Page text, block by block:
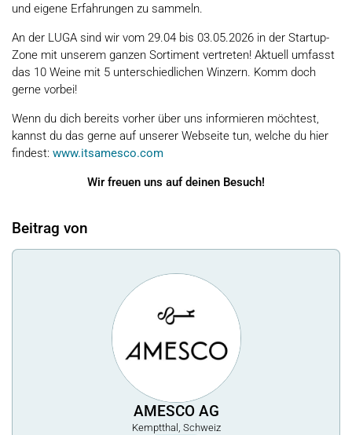
und eigene Erfahrungen zu sammeln.
An der LUGA sind wir vom 29.04 bis 03.05.2026 in der Startup-
Zone mit unserem ganzen Sortiment vertreten! Aktuell umfasst
das 10 Weine mit 5 unterschiedlichen Winzern. Komm doch
gerne vorbei!
Wenn du dich bereits vorher über uns informieren möchtest,
kannst du das gerne auf unserer Webseite tun, welche du hier
findest: www.itsamesco.com
Wir freuen uns auf deinen Besuch!
Beitrag von
AMESCO AG
Kemptthal, Schweiz